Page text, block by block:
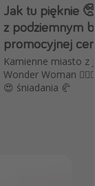
Jak tu pięknie
z podziemnym
promocyjnej
Kamienne miasto z
Wonder Woman
😍 śniadania 🥐